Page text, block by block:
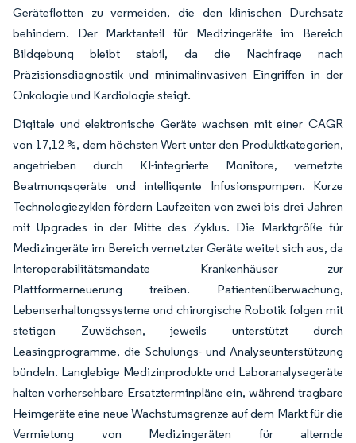
Geräteflotten zu vermeiden, die den klinischen Durchsatz
behindern. Der Marktanteil für Medizingeräte im Bereich
Bildgebung bleibt stabil, da die Nachfrage nach
Präzisionsdiagnostik und minimalinvasiven Eingriffen in der
Onkologie und Kardiologie steigt.
Digitale und elektronische Geräte wachsen mit einer CAGR
von 17,12 %, dem höchsten Wert unter den Produktkategorien,
angetrieben durch KI-integrierte Monitore, vernetzte
Beatmungsgeräte und intelligente Infusionspumpen. Kurze
Technologiezyklen fördern Laufzeiten von zwei bis drei Jahren
mit Upgrades in der Mitte des Zyklus. Die Marktgröße für
Medizingeräte im Bereich vernetzter Geräte weitet sich aus, da
Interoperabilitätsmandate Krankenhäuser zur
Plattformerneuerung treiben. Patientenüberwachung,
Lebenserhaltungssysteme und chirurgische Robotik folgen mit
stetigen Zuwächsen, jeweils unterstützt durch
Leasingprogramme, die Schulungs- und Analyseunterstützung
bündeln. Langlebige Medizinprodukte und Laboranalysegeräte
halten vorhersehbare Ersatzterminpläne ein, während tragbare
Heimgeräte eine neue Wachstumsgrenze auf dem Markt für die
Vermietung von Medizingeräten für alternde